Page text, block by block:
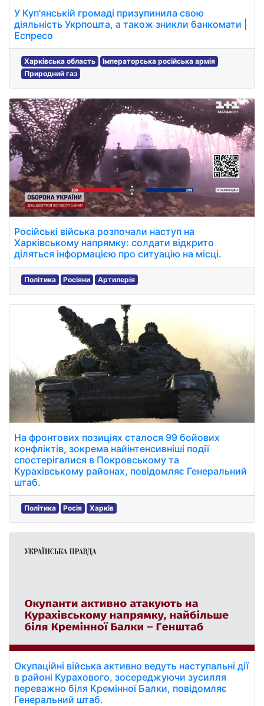
У Куп'янській громаді призупинила свою
діяльність Укрпошта, а також зникли банкомати |
Еспресо
Харківська область
Імператорська російська армія
Природний газ
Російські війська розпочали наступ на
Харківському напрямку: солдати відкрито
діляться інформацією про ситуацію на місці.
Політика Росіяни Артилерія
На фронтових позиціях сталося 99 бойових
конфліктів, зокрема найінтенсивніші події
спостерігалися в Покровському та
Курахівському районах, повідомляє Генеральний
штаб.
Політика Росія Харків
Окупаційні війська активно ведуть наступальні дії
в районі Курахового, зосереджуючи зусилля
переважно біля Кремінної Балки, повідомляє
Генеральний штаб.